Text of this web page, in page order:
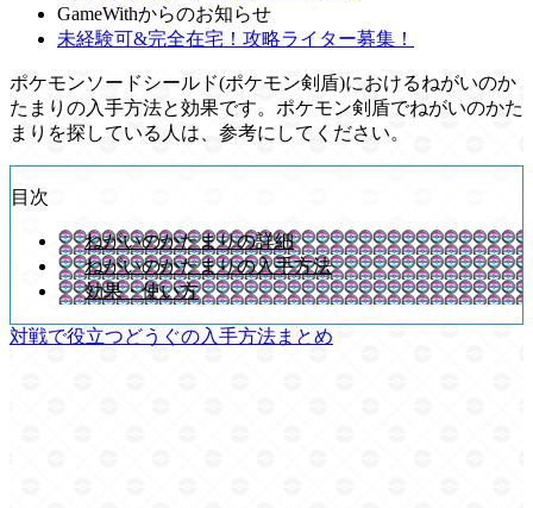
GameWithからのお知らせ
未経験可&完全在宅！攻略ライター募集！
ポケモンソードシールド(ポケモン剣盾)におけるねがいのか
たまりの入手方法と効果です。ポケモン剣盾でねがいのかた
まりを探している人は、参考にしてください。
目次
ねがいのかたまりの詳細
ねがいのかたまりの入手方法
効果・使い方
対戦で役立つどうぐの入手方法まとめ